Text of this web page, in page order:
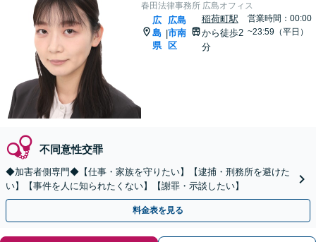
春田法律事務所 広島オフィス
広
島
県
|
広島
市南
区
稲荷町駅
から徒歩2
分
営業時間：00:00
~23:59（平日）
不同意性交罪
◆加害者側専門◆【仕事・家族を守りたい】【逮捕・刑務所を避けた
い】【事件を人に知られたくない】【謝罪・示談したい】
料金表を見る